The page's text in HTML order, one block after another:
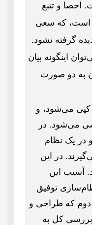
احصا و تتبع
است، که سعی
گرفته نشود.
اینگونه بیان
به دو صورت
کپی می‌شود، و
می‌شود. در
در یک نظام
در این
آسیب این
توفیق
که طراحی و
کل به